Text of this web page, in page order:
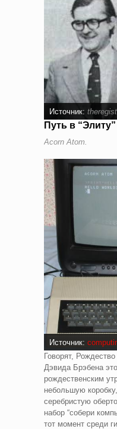
Источник:
Путь в “Элиту”
Acorn Atom.
Источник:
Говорят,
Дэвида Брэбена
рождественским
небольшую
серебристую
набор “собери
тот момент среди